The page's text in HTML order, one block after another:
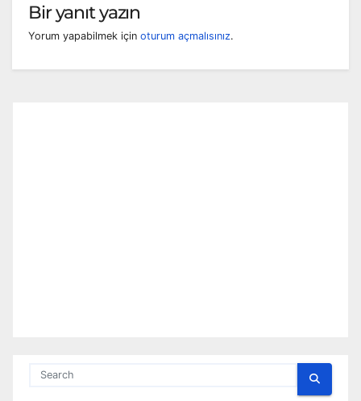
Bir yanıt yazın
Yorum yapabilmek için oturum açmalısınız.